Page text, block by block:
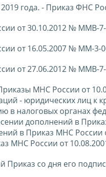
2019 года. - Приказ ФНС
от 30.10.2012 № ММВ-7-
от 16.05.2007 № ММ-3-
от 27.06.2012 № ММВ-7-
МНС России от
- юридических лиц
в налоговых органах
дополнений в
в Приказ МНС России
МНС России от
Приказ со дня его